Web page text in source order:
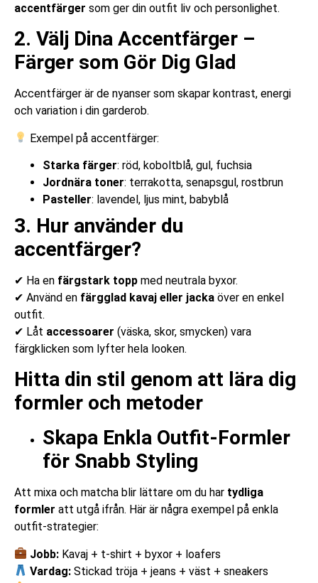
accentfärger som ger din outfit liv och personlighet.
2. Välj Dina Accentfärger –
Färger som Gör Dig Glad
Accentfärger är de nyanser som skapar kontrast, energi
och variation i din garderob.
Exempel på accentfärger:
Starka färger: röd, koboltblå, gul, fuchsia
Jordnära toner: terrakotta, senapsgul, rostbrun
Pasteller: lavendel, ljus mint, babyblå
3. Hur använder du
accentfärger?
✔ Ha en färgstark topp med neutrala byxor.
✔ Använd en färgglad kavaj eller jacka över en enkel
outfit.
✔ Låt accessoarer (väska, skor, smycken) vara
färgklicken som lyfter hela looken.
Hitta din stil genom att lära dig
formler och metoder
Skapa Enkla Outfit-Formler
för Snabb Styling
Att mixa och matcha blir lättare om du har tydliga
formler att utgå ifrån. Här är några exempel på enkla
outfit-strategier:
Jobb: Kavaj + t-shirt + byxor + loafers
Vardag: Stickad tröja + jeans + väst + sneakers